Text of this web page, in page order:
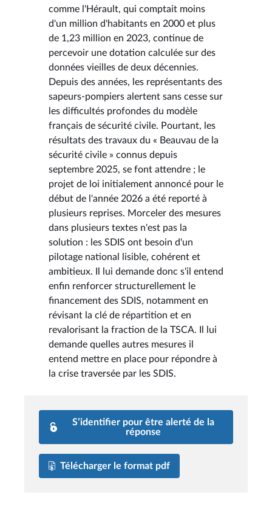
comme l'Hérault, qui comptait moins
d'un million d'habitants en 2000 et plus
de 1,23 million en 2023, continue de
percevoir une dotation calculée sur des
données vieilles de deux décennies.
Depuis des années, les représentants des
sapeurs-pompiers alertent sans cesse sur
les difficultés profondes du modèle
français de sécurité civile. Pourtant, les
résultats des travaux du « Beauvau de la
sécurité civile » connus depuis
septembre 2025, se font attendre ; le
projet de loi initialement annoncé pour le
début de l'année 2026 a été reporté à
plusieurs reprises. Morceler des mesures
dans plusieurs textes n'est pas la
solution : les SDIS ont besoin d'un
pilotage national lisible, cohérent et
ambitieux. Il lui demande donc s'il entend
enfin renforcer structurellement le
financement des SDIS, notamment en
révisant la clé de répartition et en
revalorisant la fraction de la TSCA. Il lui
demande quelles autres mesures il
entend mettre en place pour répondre à
la crise traversée par les SDIS.
S’identifier pour être alerté de la
réponse
Télécharger le format pdf